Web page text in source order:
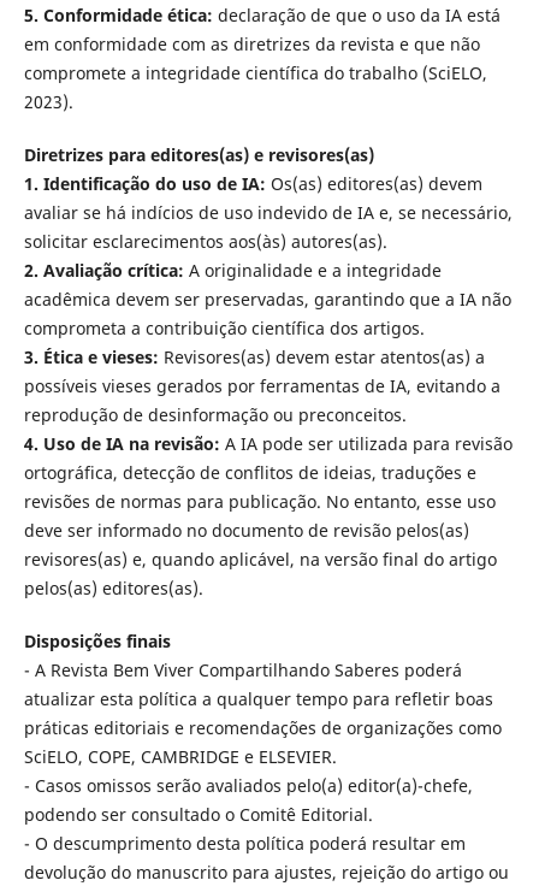
5. Conformidade ética: declaração de que o uso da IA está
em conformidade com as diretrizes da revista e que não
compromete a integridade científica do trabalho (SciELO,
2023).
Diretrizes para editores(as) e revisores(as)
1. Identificação do uso de IA: Os(as) editores(as) devem
avaliar se há indícios de uso indevido de IA e, se necessário,
solicitar esclarecimentos aos(às) autores(as).
2. Avaliação crítica: A originalidade e a integridade
acadêmica devem ser preservadas, garantindo que a IA não
comprometa a contribuição científica dos artigos.
3. Ética e vieses: Revisores(as) devem estar atentos(as) a
possíveis vieses gerados por ferramentas de IA, evitando a
reprodução de desinformação ou preconceitos.
4. Uso de IA na revisão: A IA pode ser utilizada para revisão
ortográfica, detecção de conflitos de ideias, traduções e
revisões de normas para publicação. No entanto, esse uso
deve ser informado no documento de revisão pelos(as)
revisores(as) e, quando aplicável, na versão final do artigo
pelos(as) editores(as).
Disposições finais
- A Revista Bem Viver Compartilhando Saberes poderá
atualizar esta política a qualquer tempo para refletir boas
práticas editoriais e recomendações de organizações como
SciELO, COPE, CAMBRIDGE e ELSEVIER.
- Casos omissos serão avaliados pelo(a) editor(a)-chefe,
podendo ser consultado o Comitê Editorial.
- O descumprimento desta política poderá resultar em
devolução do manuscrito para ajustes, rejeição do artigo ou